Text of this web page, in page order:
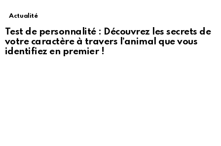
Actualité
Test de personnalité : Découvrez les secrets de
votre caractère à travers l’animal que vous
identifiez en premier !